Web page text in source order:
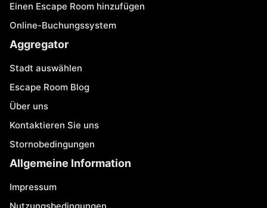
Einen Escape Room hinzufügen
Online-Buchungssystem
Aggregator
Stadt auswählen
Escape Room Blog
Über uns
Kontaktieren Sie uns
Stornobedingungen
Allgemeine Information
Impressum